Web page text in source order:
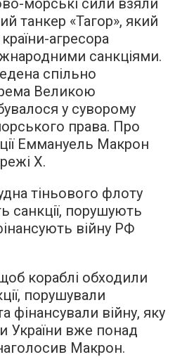
танкер «Тагор», який
агресора
санкціями.
спільно
Великою
у суворому
права. Про
Еммануель Макрон
X.
тіньового флоту
санкції, порушують
війну РФ
кораблі обходили
порушували
фінансували війну, яку
України вже понад
Макрон.